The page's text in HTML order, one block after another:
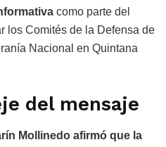
como parte del
los Comités de la Defensa de
Nacional en Quintana
del mensaje
Mollinedo afirmó que la